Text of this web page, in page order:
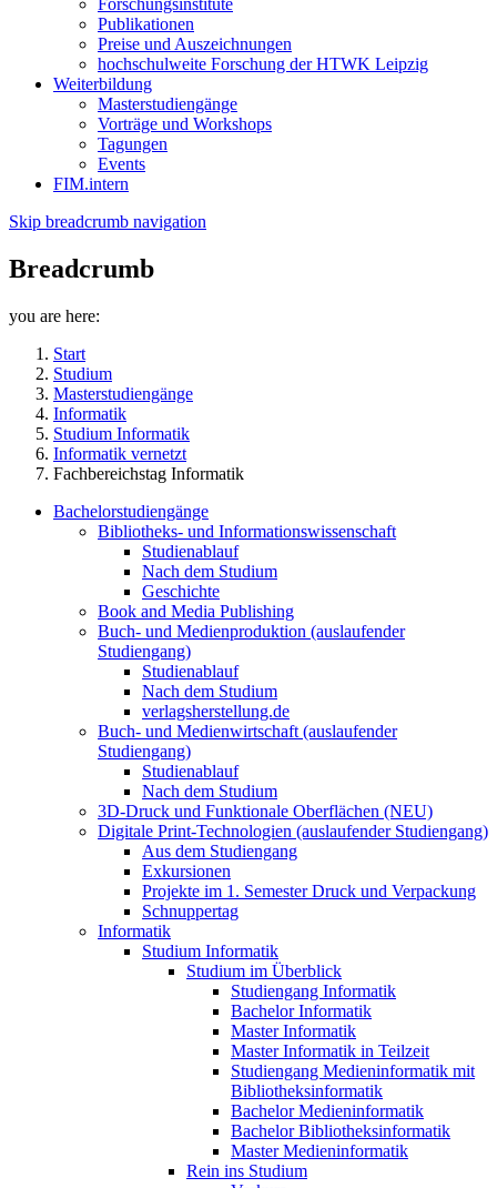
Forschungsinstitute
Publikationen
Preise und Auszeichnungen
hochschulweite Forschung der HTWK Leipzig
Weiterbildung
Masterstudiengänge
Vorträge und Workshops
Tagungen
Events
FIM.intern
Skip breadcrumb navigation
Breadcrumb
you are here:
Start
Studium
Masterstudiengänge
Informatik
Studium Informatik
Informatik vernetzt
Fachbereichstag Informatik
Bachelorstudiengänge
Bibliotheks- und Informationswissenschaft
Studienablauf
Nach dem Studium
Geschichte
Book and Media Publishing
Buch- und Medienproduktion (auslaufender
Studiengang)
Studienablauf
Nach dem Studium
verlagsherstellung.de
Buch- und Medienwirtschaft (auslaufender
Studiengang)
Studienablauf
Nach dem Studium
3D-Druck und Funktionale Oberflächen (NEU)
Digitale Print-Technologien (auslaufender Studiengang)
Aus dem Studiengang
Exkursionen
Projekte im 1. Semester Druck und Verpackung
Schnuppertag
Informatik
Studium Informatik
Studium im Überblick
Studiengang Informatik
Bachelor Informatik
Master Informatik
Master Informatik in Teilzeit
Studiengang Medieninformatik mit
Bibliotheksinformatik
Bachelor Medieninformatik
Bachelor Bibliotheksinformatik
Master Medieninformatik
Rein ins Studium